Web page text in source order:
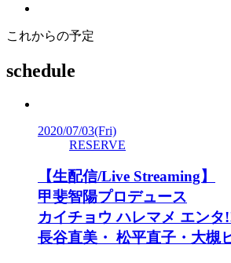
これからの予定
schedule
2020/07/03(Fri)
RESERVE
【生配信/Live Streaming】
甲斐智陽プロデュース
カイチョウ ハレマメ エンタ
長谷直美・ 松平直子・大槻